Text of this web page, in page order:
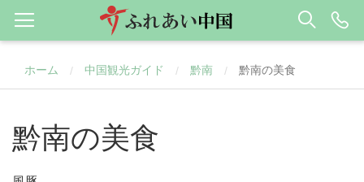
ホーム / 中国観光ガイド / 黔南 / 黔南の美食
黔南の美食